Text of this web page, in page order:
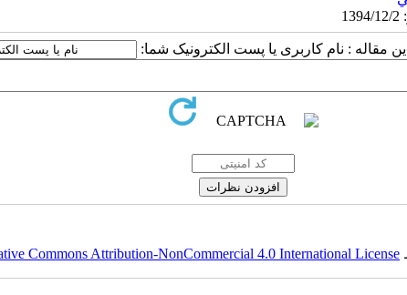
مقاله : نام کاربری یا پست الکترونیک شما:
Commons Attribution-NonCommercial 4.0 International License